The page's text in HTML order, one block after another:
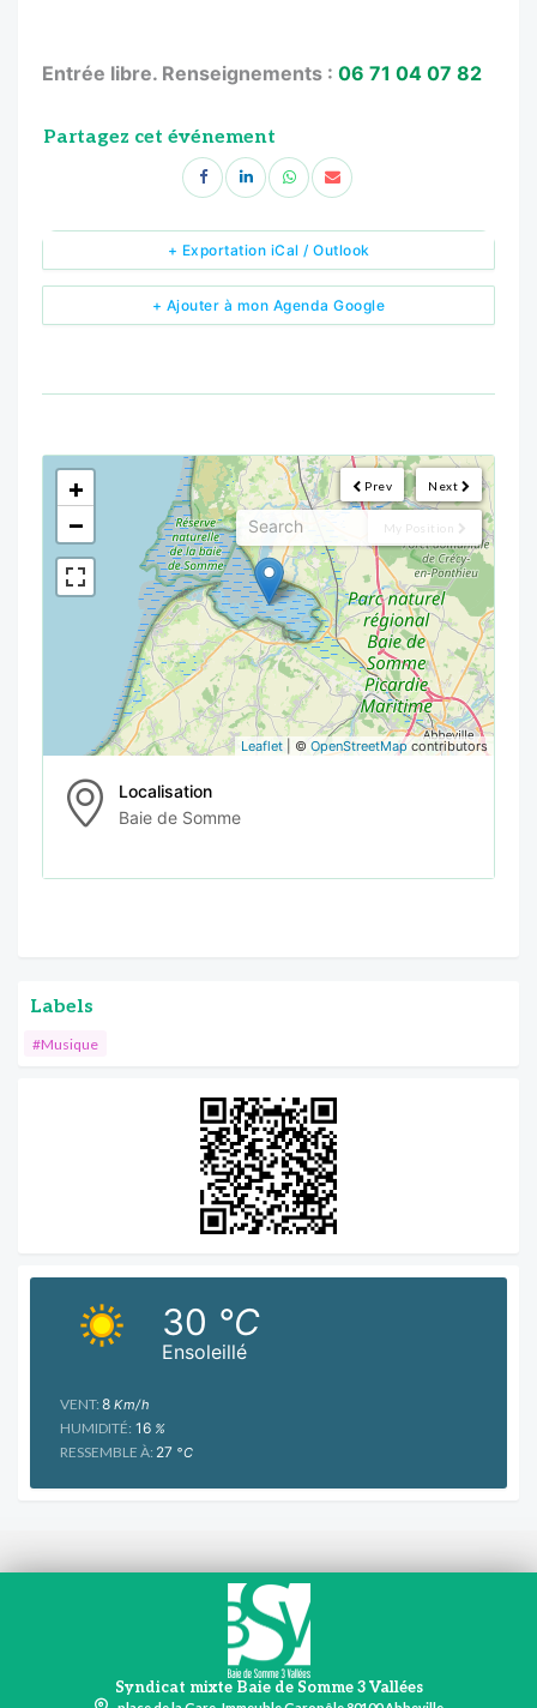
Entrée libre. Renseignements : 06 71 04 07 82
Partagez cet événement
+ Ajouter à mon Agenda Google
+ Exportation iCal / Outlook
Next
Prev
My Position
<!---->
+
−
Leaflet | © OpenStreetMap contributors
Localisation
Baie de Somme
Labels
#Musique
Ensoleillé
30 °C
VENT: 8 Km/h
HUMIDITÉ: 16 %
RESSEMBLE À: 27 °C
Syndicat mixte Baie de Somme 3 Vallées